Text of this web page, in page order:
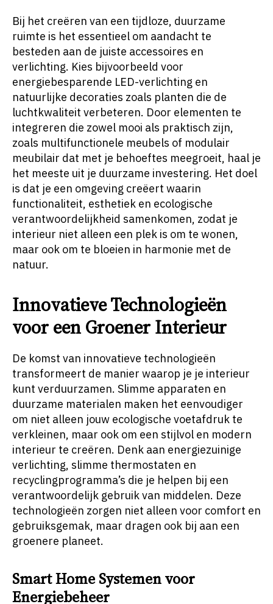
Bij het creëren van een tijdloze, duurzame
ruimte is het essentieel om aandacht te
besteden aan de juiste accessoires en
verlichting. Kies bijvoorbeeld voor
energiebesparende LED-verlichting en
natuurlijke decoraties zoals planten die de
luchtkwaliteit verbeteren. Door elementen te
integreren die zowel mooi als praktisch zijn,
zoals multifunctionele meubels of modulair
meubilair dat met je behoeftes meegroeit, haal je
het meeste uit je duurzame investering. Het doel
is dat je een omgeving creëert waarin
functionaliteit, esthetiek en ecologische
verantwoordelijkheid samenkomen, zodat je
interieur niet alleen een plek is om te wonen,
maar ook om te bloeien in harmonie met de
natuur.
Innovatieve Technologieën
voor een Groener Interieur
De komst van innovatieve technologieën
transformeert de manier waarop je je interieur
kunt verduurzamen. Slimme apparaten en
duurzame materialen maken het eenvoudiger
om niet alleen jouw ecologische voetafdruk te
verkleinen, maar ook om een stijlvol en modern
interieur te creëren. Denk aan energiezuinige
verlichting, slimme thermostaten en
recyclingprogramma’s die je helpen bij een
verantwoordelijk gebruik van middelen. Deze
technologieën zorgen niet alleen voor comfort en
gebruiksgemak, maar dragen ook bij aan een
groenere planeet.
Smart Home Systemen voor
Energiebeheer